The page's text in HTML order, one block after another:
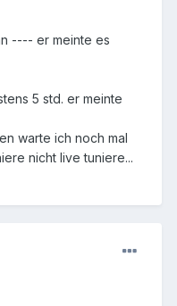
---- er meinte es
5 std. er meinte
warte ich noch mal
nicht live tuniere...